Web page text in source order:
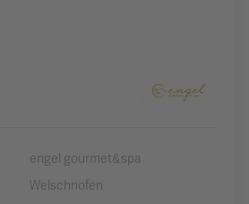
engel gourmet&spa
Welschnofen